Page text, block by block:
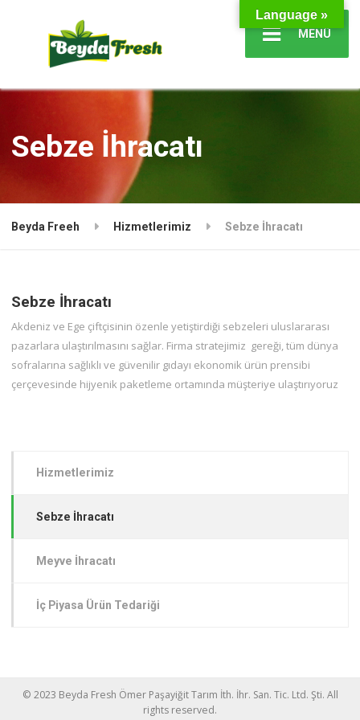
MENÜ
Sebze İhracatı
Beyda Freeh Hizmetlerimiz Sebze İhracatı
Sebze İhracatı
Akdeniz ve Ege çiftçisinin özenle yetiştirdiği sebzeleri uluslararası
pazarlara ulaştırılmasını sağlar. Firma stratejimiz gereği, tüm dünya
sofralarına sağlıklı ve güvenilir gıdayı ekonomik ürün prensibi
çerçevesinde hijyenik paketleme ortamında müşteriye ulaştırıyoruz
Hizmetlerimiz
Sebze İhracatı
Meyve İhracatı
İç Piyasa Ürün Tedariği
© 2023 Beyda Fresh Ömer Paşayiğit Tarım İth. İhr. San. Tic. Ltd. Şti. All
rights reserved.
Language »